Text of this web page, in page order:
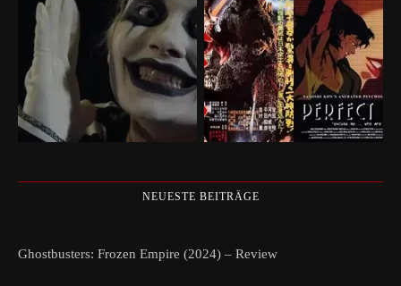
NEUESTE BEITRÄGE
Ghostbusters: Frozen Empire (2024) – Review